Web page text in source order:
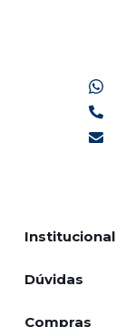
Institucional
Dúvidas
Compras